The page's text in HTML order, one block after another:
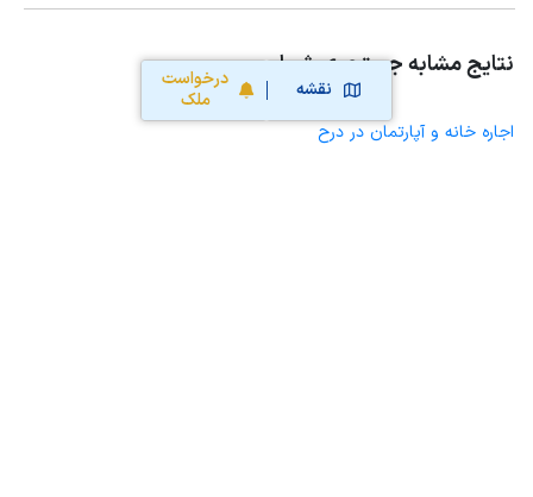
نقشه
درخواست
ملک
نتایج مشابه جستجوی شما
اجاره خانه و آپارتمان در درح